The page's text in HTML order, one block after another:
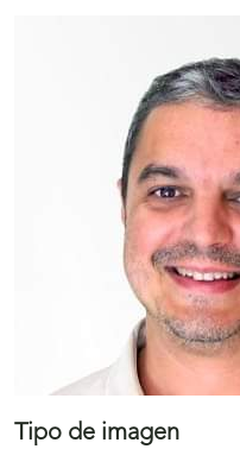
Tipo de imagen